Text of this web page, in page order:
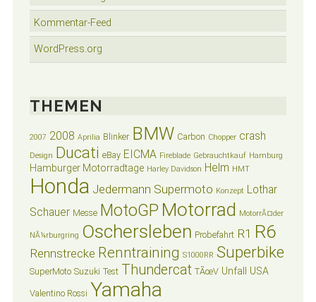
Kommentar-Feed
WordPress.org
THEMEN
2007 2008 Aprilia Blinker BMW Carbon Chopper crash
Design Ducati eBay EICMA Fireblade Gebrauchtkauf Hamburg
Hamburger Motorradtage Harley Davidson Helm HMT
Honda Jedermann Supermoto Konzept Lothar
Schauer Messe MotoGP Motorrad MotorrÃ¤der
NÃ¼rburgring Oschersleben Probefahrt R1 R6
Rennstrecke Renntraining S1000RR Superbike
SuperMoto Suzuki Test Thundercat TÃœV Unfall USA
Valentino Rossi Yamaha